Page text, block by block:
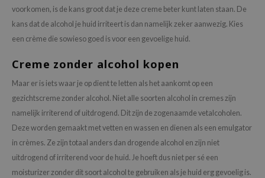
voorkomen, is de kans groot dat je deze creme beter kunt laten staan. De
kans dat de alcohol je huid irriteert is dan namelijk zeker aanwezig. Kies
een crème die sowieso goed is voor een gevoelige huid.
Creme zonder alcohol kopen
Maar er is iets waar je op dient te letten als het aankomt op een
gezichtscreme zonder alcohol. Niet alle soorten alcohol in cremes zijn
namelijk irriterend of uitdrogend. Dit zijn de zogenaamde vetalcoholen.
Deze worden gemaakt met vetten en wassen en dienen als een emulgator
in crèmes. Ze zijn totaal anders dan drogende alcohol en zijn niet
uitdrogend of irriterend voor de huid. Je hoeft dus niet per sé een
moisturizer zonder dit soort alcohol te gebruiken als je huid erg gevoelig is.